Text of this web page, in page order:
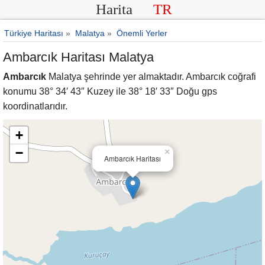
Harita TR
Türkiye Haritası » Malatya » Önemli Yerler
Ambarcık Haritası Malatya
Ambarcık Malatya şehrinde yer almaktadır. Ambarcık coğrafi
konumu 38° 34′ 43″ Kuzey ile 38° 18′ 33″ Doğu gps
koordinatlarıdır.
Ambarcık Haritası
×
+
−